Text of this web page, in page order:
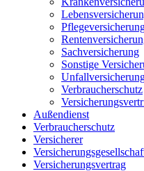
Sachversicherung
Sonstige
Verbraucherschutz
Außendienst
Verbraucherschutz
Versicherer
Versicherungsvertrag